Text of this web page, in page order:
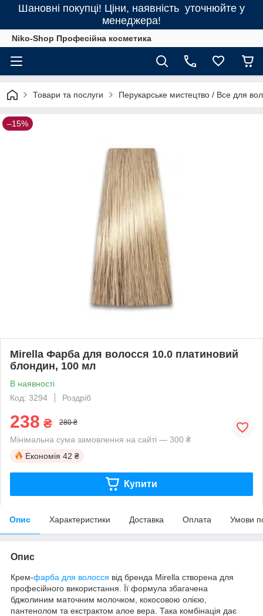
Шановні покупці! Ціни, наявність уточнюйте у
менеджера!
Niko-Shop Професійна косметика
Товари та послуги Перукарське мистецтво / Все для
–15%
Mirella Фарба для волосся 10.0 платиновий
блондин, 100 мл
В наявності
Код: 3294
Роздріб
238 ₴ 280 ₴
Мінімальна сума замовлення на сайті — 300 ₴
Економія 42 ₴
Купити
Опис Характеристики Доставка Оплата Умови
Опис
Крем-фарба для волосся від бренда Mirella створена для
професійного використання. Її формула збагачена
бджолиним маточним молочком, кокосовою олією,
пантенолом та екстрактом алое вера. Така комбінація дає